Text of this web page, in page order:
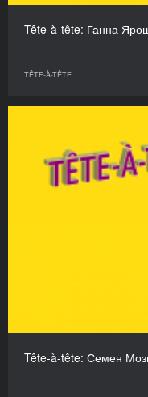
Tête-à-tête: Ганна
TÊTE-À-TÊTE
Tête-à-tête: Семен